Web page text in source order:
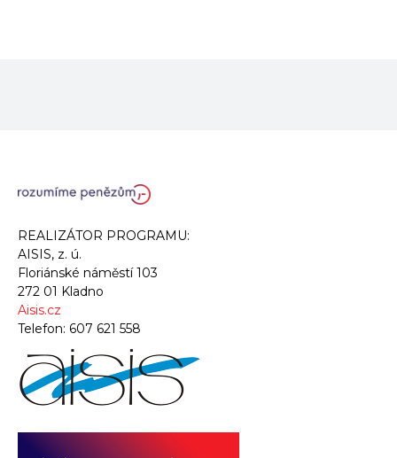
REALIZÁTOR PROGRAMU:
AISIS, z. ú.
Floriánské náměstí 103
272 01 Kladno
Aisis.cz
Telefon: 607 621 558